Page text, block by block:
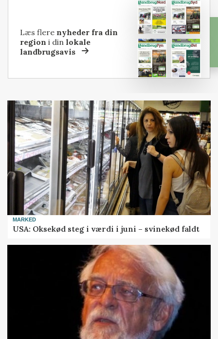
Læs flere nyheder fra din
region i dinlokale
landbrugsavis
MARKED
USA: Oksekød steg i værdi i juni – svinekød faldt